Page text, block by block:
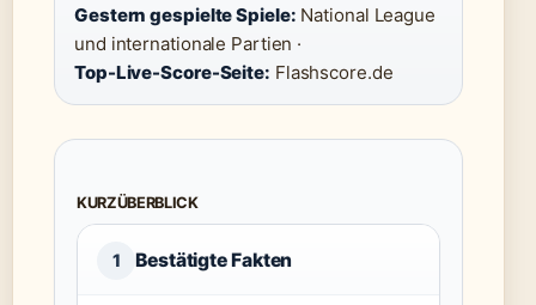
Gestern gespielte Spiele: National League
und internationale Partien ·
Top-Live-Score-Seite: Flashscore.de
KURZÜBERBLICK
1 Bestätigte Fakten